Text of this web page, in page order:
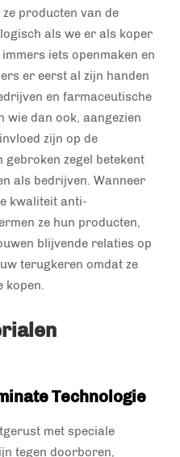
producten van de
als we er als koper
iets openmaken en
er eerst al zijn handen
en farmaceutische
wie dan ook, aangezien
zijn op de
gebroken zegel betekent
als bedrijven. Wanneer
kwaliteit anti-
ze hun producten,
blijvende relaties op
terugkeren omdat ze
kopen.
Technologie
met speciale
tegen doorboren,